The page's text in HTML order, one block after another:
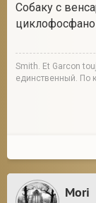
Собаку с
Smith. Et Garcon
единственный. По
Mori